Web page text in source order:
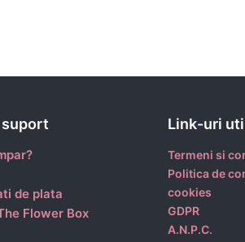
de plata
Flower Box
Link-uri
Termeni si
Politica de
cookies
GDPR
A.N.P.C.